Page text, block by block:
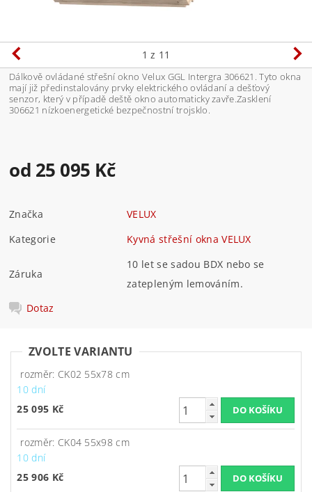
1 z 11
Dálkově ovládané střešní okno Velux GGL Intergra 306621. Tyto okna
mají již předinstalovány prvky elektrického ovládaní a dešťový
senzor, který v případě deště okno automaticky zavře.Zasklení
306621 nízkoenergetické bezpečnostní trojsklo.
od 25 095 Kč
Značka
VELUX
Kategorie
Kyvná střešní okna VELUX
Záruka
10 let se sadou BDX nebo se
zatepleným lemováním.
Dotaz
ZVOLTE VARIANTU
rozměr: CK02 55x78 cm
10 dní
25 095 Kč
rozměr: CK04 55x98 cm
10 dní
25 906 Kč